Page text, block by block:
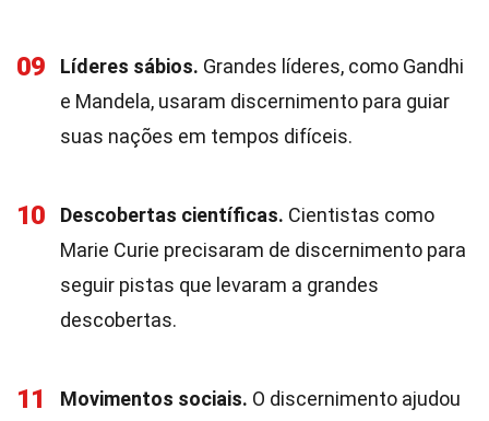
09 Líderes sábios. Grandes líderes, como Gandhi
e Mandela, usaram discernimento para guiar
suas nações em tempos difíceis.
10 Descobertas científicas. Cientistas como
Marie Curie precisaram de discernimento para
seguir pistas que levaram a grandes
descobertas.
11 Movimentos sociais. O discernimento ajudou